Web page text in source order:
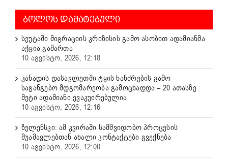
ᲑᲝᲚᲝᲡ ᲓᲐᲛᲐᲢᲔᲑᲣᲚᲘ
სეუტაში მიგრაციის კრიზისის გამო ასობით ადამიანმა
აქცია გამართა
10 აგვისტო, 2026, 12:18
კანადის დასავლეთში ტყის ხანძრების გამო
საგანგებო მდგომარეობა გამოცხადდა – 20 ათასზე
მეტი ადამიანი ევაკუირებულია
10 აგვისტო, 2026, 12:16
ზელენსკი: ამ კვირაში სამშვიდობო პროცესის
შუამავლებთან ახალი კონტაქტები გვექნება
10 აგვისტო, 2026, 12:00